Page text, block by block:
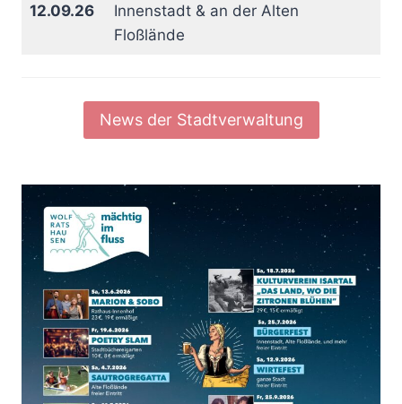
12.09.26
Innenstadt & an der Alten
Floßlände
News der Stadtverwaltung